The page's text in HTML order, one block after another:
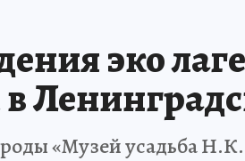
эко
«Музей усадьба Н.К.